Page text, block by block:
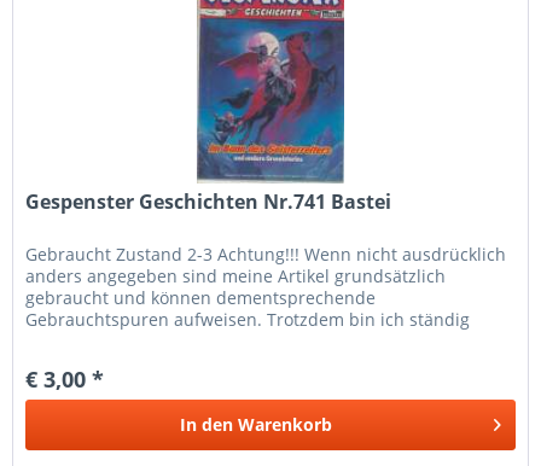
Gespenster Geschichten Nr.741 Bastei
Gebraucht Zustand 2-3 Achtung!!! Wenn nicht ausdrücklich
anders angegeben sind meine Artikel grundsätzlich
gebraucht und können dementsprechende
Gebrauchtspuren aufweisen. Trotzdem bin ich ständig
€ 3,00 *
In den Warenkorb